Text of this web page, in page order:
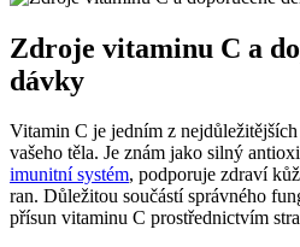
Zdroje vitaminu C a
dávky
Vitamin C je jedním z
vašeho těla. Je znám jako silný
imunitní systém, podporuje zdraví
ran. Důležitou součástí správného
přísun vitaminu C prostřednictvím